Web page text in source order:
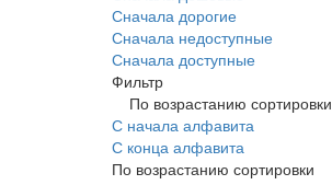
Сначала дорогие
Сначала недоступные
Сначала доступные
Фильтр
По возрастанию сортировки
С начала алфавита
С конца алфавита
По возрастанию сортировки